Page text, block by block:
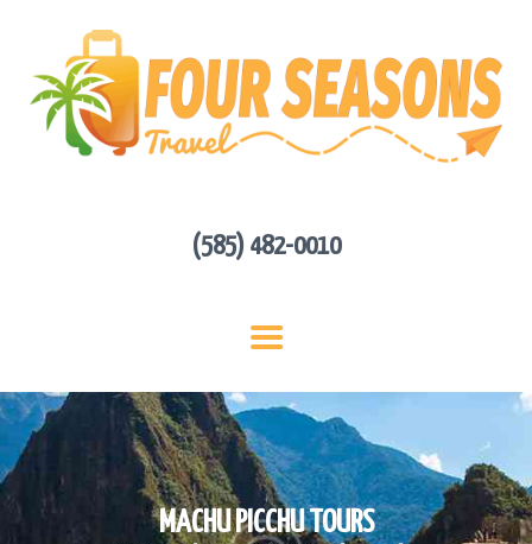
(585) 482-0010
MACHU PICCHU TOURS
HOME
ABOUT US
HOT DEALS
GET A QUOTE